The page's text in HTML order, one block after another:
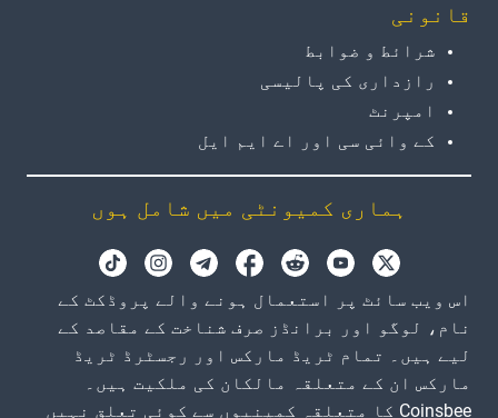
قانونی
شرائط و ضوابط
رازداری کی پالیسی
امپرنٹ
کے وائی سی اور اے ایم ایل
ہماری کمیونٹی میں شامل ہوں
اس ویب سائٹ پر استعمال ہونے والے پروڈکٹ کے
نام، لوگو اور برانڈز صرف شناخت کے مقاصد کے
لیے ہیں۔ تمام ٹریڈ مارکس اور رجسٹرڈ ٹریڈ
مارکس ان کے متعلقہ مالکان کی ملکیت ہیں۔
Coinsbee کا متعلقہ کمپنیوں سے کوئی تعلق نہیں